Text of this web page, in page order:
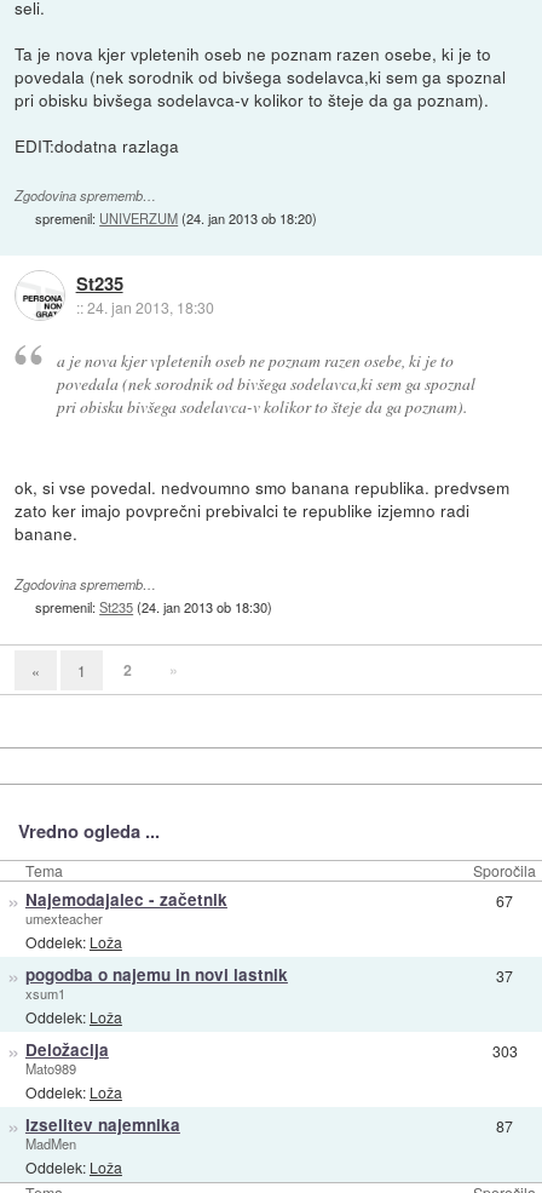
seli.
Ta je nova kjer vpletenih oseb ne poznam razen osebe, ki je to
povedala (nek sorodnik od bivšega sodelavca,ki sem ga spoznal
pri obisku bivšega sodelavca-v kolikor to šteje da ga poznam).
EDIT:dodatna razlaga
Zgodovina sprememb…
spremenil: UNIVERZUM(24. jan 2013 ob 18:20)
St235
::24. jan 2013, 18:30
a je nova kjer vpletenih oseb ne poznam razen osebe, ki je to
povedala (nek sorodnik od bivšega sodelavca,ki sem ga spoznal
pri obisku bivšega sodelavca-v kolikor to šteje da ga poznam).
ok, si vse povedal. nedvoumno smo banana republika. predvsem
zato ker imajo povprečni prebivalci te republike izjemno radi
banane.
Zgodovina sprememb…
spremenil:St235(24. jan 2013 ob 18:30)
« 1 2 »
Vredno ogleda ...
Tema Sporočila
» Najemodajalec - začetnik
umexteacher
Oddelek: Loža
67
» pogodba o najemu in novi lastnik
xsum1
Oddelek: Loža
37
» Deložacija
Mato989
Oddelek: Loža
303
» Izselitev najemnika
MadMen
Oddelek: Loža
87